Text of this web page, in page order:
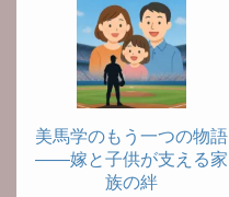
美馬学のもう一つの物語
――嫁と子供が支える家
族の絆